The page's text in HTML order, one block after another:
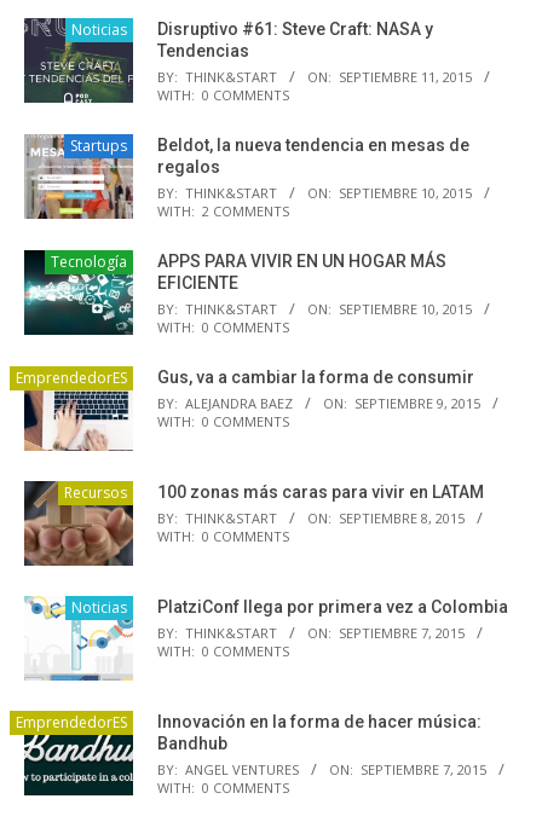
Noticias
Disruptivo #61: Steve Craft: NASA y
Tendencias
BY: THINK&START ON: SEPTIEMBRE 11, 2015
WITH: 0 COMMENTS
Startups
Beldot, la nueva tendencia en mesas de
regalos
BY: THINK&START ON: SEPTIEMBRE 10, 2015
WITH: 2 COMMENTS
Tecnología
APPS PARA VIVIR EN UN HOGAR MÁS
EFICIENTE
BY: THINK&START ON: SEPTIEMBRE 10, 2015
WITH: 0 COMMENTS
EmprendedorES Gus, va a cambiar la forma de consumir
BY: ALEJANDRA BAEZ ON: SEPTIEMBRE 9, 2015
WITH: 0 COMMENTS
Recursos 100 zonas más caras para vivir en LATAM
BY: THINK&START ON: SEPTIEMBRE 8, 2015
WITH: 0 COMMENTS
Noticias PlatziConf llega por primera vez a Colombia
BY: THINK&START ON: SEPTIEMBRE 7, 2015
WITH: 0 COMMENTS
EmprendedorES
Innovación en la forma de hacer música:
Bandhub
BY: ANGEL VENTURES ON: SEPTIEMBRE 7, 2015
WITH: 0 COMMENTS